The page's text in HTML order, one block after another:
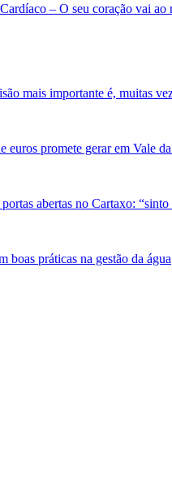
– O seu coração vai ao
mais importante é, muitas
euros promete gerar em Vale
abertas no Cartaxo:
boas práticas na gestão da água